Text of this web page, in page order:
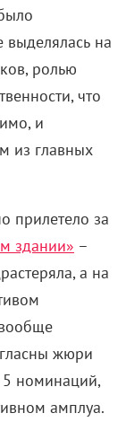
на
ролью
что
и
из главных
прилетело за
здании» –
а на
жюри
номинаций,
амплуа.